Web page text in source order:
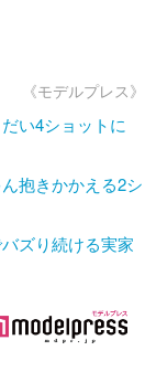
《モデルプレス》
い4ショットに
抱きかかえる2シ
ズり続ける実家